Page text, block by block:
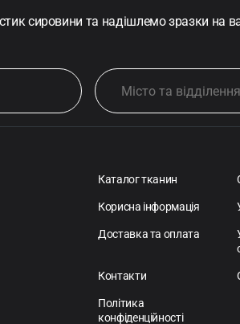
сировини та надішлемо зразки на
Каталог тканин
Корисна інформація
Доставка та оплата
Контакти
Політика
конфіденційності